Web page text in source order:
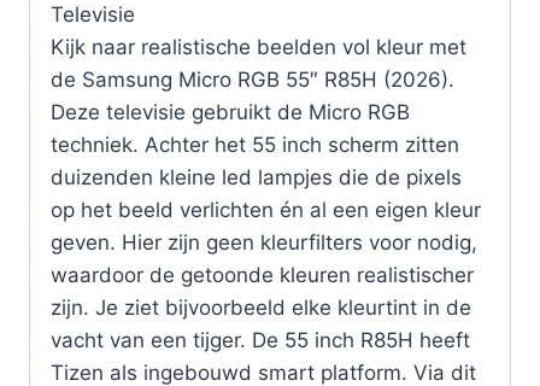
Televisie
Kijk naar realistische beelden vol kleur met
de Samsung Micro RGB 55″ R85H (2026).
Deze televisie gebruikt de Micro RGB
techniek. Achter het 55 inch scherm zitten
duizenden kleine led lampjes die de pixels
op het beeld verlichten én al een eigen kleur
geven. Hier zijn geen kleurfilters voor nodig,
waardoor de getoonde kleuren realistischer
zijn. Je ziet bijvoorbeeld elke kleurtint in de
vacht van een tijger. De 55 inch R85H heeft
Tizen als ingebouwd smart platform. Via dit